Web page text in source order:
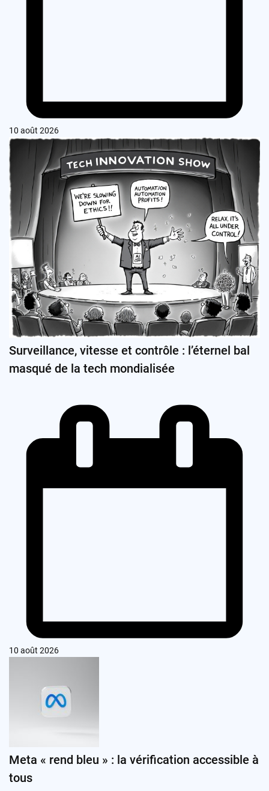
10 août 2026
Surveillance, vitesse et contrôle : l’éternel bal
masqué de la tech mondialisée
10 août 2026
Meta « rend bleu » : la vérification accessible à
tous